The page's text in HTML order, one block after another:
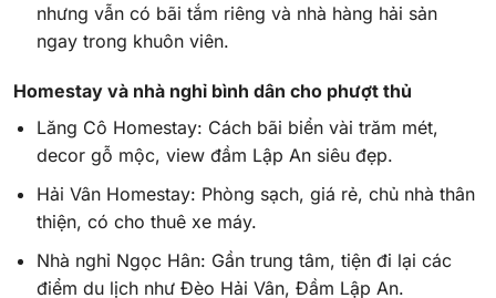
nhưng vẫn có bãi tắm riêng và nhà hàng hải sản
ngay trong khuôn viên.
Homestay và nhà nghỉ bình dân cho phượt thủ
Lăng Cô Homestay: Cách bãi biển vài trăm mét,
decor gỗ mộc, view đầm Lập An siêu đẹp.
Hải Vân Homestay: Phòng sạch, giá rẻ, chủ nhà thân
thiện, có cho thuê xe máy.
Nhà nghỉ Ngọc Hân: Gần trung tâm, tiện đi lại các
điểm du lịch như Đèo Hải Vân, Đầm Lập An.